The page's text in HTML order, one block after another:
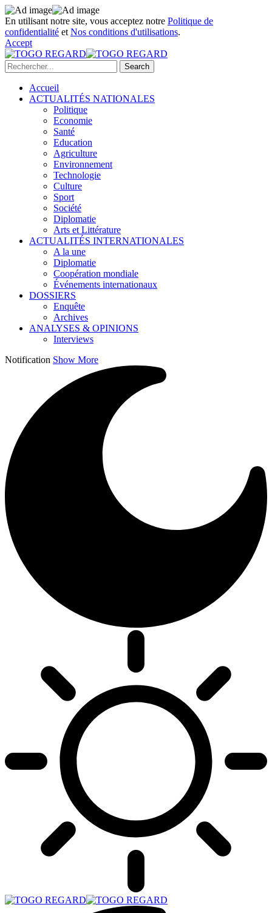
En utilisant notre site, vous acceptez notre Politique de
confidentialité et Nos conditions d'utilisations.
Accept
Accueil
ACTUALITÉS NATIONALES
Politique
Economie
Santé
Education
Agriculture
Environnement
Technologie
Culture
Sport
Société
Diplomatie
Arts et Littérature
ACTUALITÉS INTERNATIONALES
A la une
Diplomatie
Coopération mondiale
Événements internationaux
DOSSIERS
Enquête
Archives
ANALYSES & OPINIONS
Interviews
Notification Show More